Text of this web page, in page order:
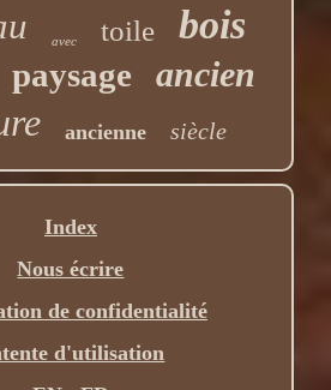
avec toile bois
paysage ancien
ancienne siècle
Index
Nous écrire
de confidentialité
d'utilisation